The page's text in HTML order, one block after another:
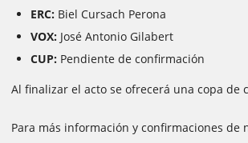
ERC: Biel Cursach Perona
VOX: José Antonio Gilabert
CUP: Pendiente de confirmación
Al finalizar el acto se ofrecerá una copa de
Para más información y confirmaciones de